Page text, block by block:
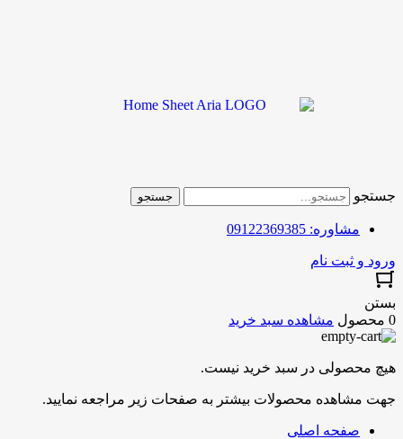
جستجو جستجو
مشاوره: 09122369385
ورود و ثبت نام
بستن
0 محصول
مشاهده سبد خرید
هیچ محصولی در سبد خرید نیست.
جهت مشاهده محصولات بیشتر به صفحات زیر مراجعه نمایید.
صفحه اصلی